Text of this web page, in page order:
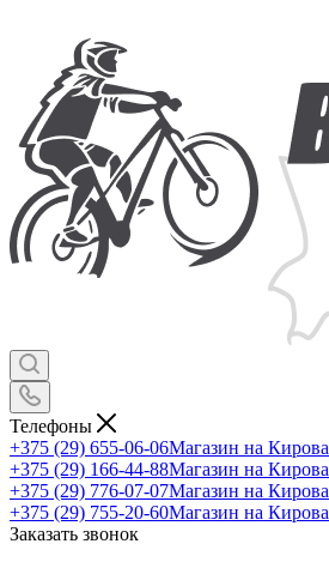
Телефоны
+375 (29) 655-06-06Магазин на Кирова
+375 (29) 166-44-88Магазин на Кирова
+375 (29) 776-07-07Магазин на Кирова
+375 (29) 755-20-60Магазин на Кирова
Заказать звонок